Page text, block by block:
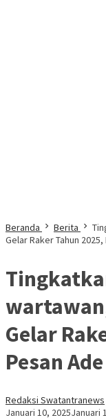
Beranda Berita
Gelar Raker Tahun
Gelar
Pesan
Redaksi Swatantranews
Januari 10, 2025Januari